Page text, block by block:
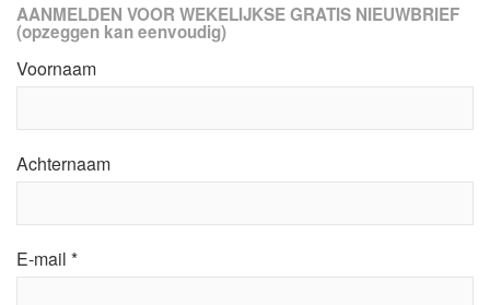
AANMELDEN VOOR WEKELIJKSE GRATIS NIEUWBRIEF
(opzeggen kan eenvoudig)
Voornaam
Achternaam
E-mail *